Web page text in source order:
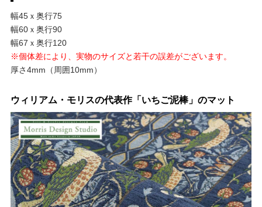
幅45ｘ奥行75
幅60ｘ奥行90
幅67ｘ奥行120
※個体差により、実物のサイズと若干の誤差がございます。
厚さ4mm（周囲10mm）
ウィリアム・モリスの代表作「いちご泥棒」のマット